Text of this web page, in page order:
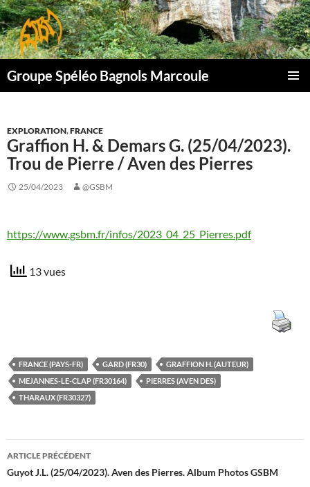
Aller
au
contenu
Groupe Spéléo Bagnols Marcoule
EXPLORATION,FRANCE
Graffion H. & Demars G. (25/04/2023).
Trou de Pierre / Aven des Pierres
25/04/2023 @GSBM
https://www.gsbm.fr/infos/2023_04_25_Pierres.pdf
13 vues
FRANCE (PAYS-FR) GARD (FR30)
GRAFFION H. (AUTEUR)
MEJANNES-LE-CLAP (FR30164)
PIERRES (AVEN DES)
THARAUX (FR30327)
Navigation
des
ARTICLE PRÉCÉDENT
Guyot J.L. (25/04/2023). Aven des Pierres. Album Photos GSBM